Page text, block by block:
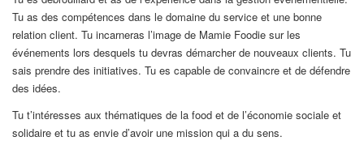
Tu as des compétences dans le domaine du service et une bonne
relation client. Tu incarneras l’image de Mamie Foodie sur les
événements lors desquels tu devras démarcher de nouveaux clients. Tu
sais prendre des initiatives. Tu es capable de convaincre et de défendre
des idées.
Tu t’intéresses aux thématiques de la food et de l’économie sociale et
solidaire et tu as envie d’avoir une mission qui a du sens.